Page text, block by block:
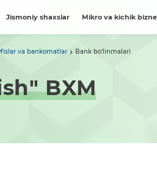
Jismoniy shaxslar Mikro va kichik
va bankomatlar Bank bo‘linmalari
BXM